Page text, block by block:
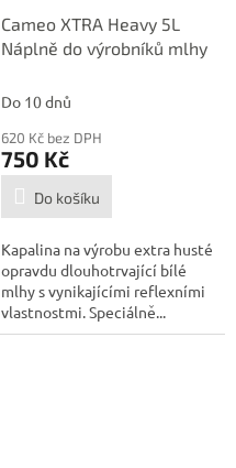
Cameo XTRA Heavy 5L
Náplně do výrobníků mlhy
Do 10 dnů
620 Kč bez DPH
750 Kč
Do košíku
Kapalina na výrobu extra husté
opravdu dlouhotrvající bílé
mlhy s vynikajícími reflexními
vlastnostmi. Speciálně...